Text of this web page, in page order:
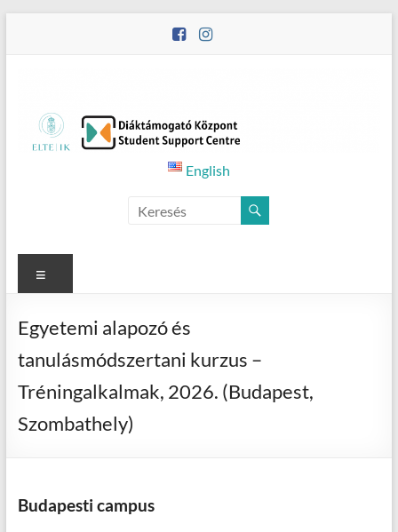
Counselling
English
Egyetemi alapozó és
tanulásmódszertani kurzus –
Tréningalkalmak, 2026. (Budapest,
Szombathely)
Budapesti campus